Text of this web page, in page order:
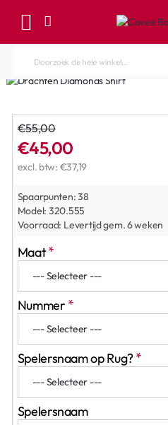
Doorzoek
de
winkel...
Spaarpunten:38
Model: 320.555
Voorraad: Levertijd gem. 6 weken
€45,00
€55,00
excl. btw: €37,19
Maat
Nummer
Spelersnaam op Rug?
Spelersnaam